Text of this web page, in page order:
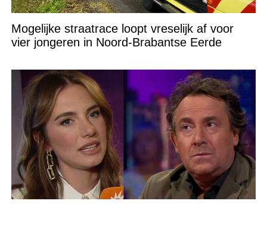
Mogelijke straatrace loopt vreselijk af voor
vier jongeren in Noord-Brabantse Eerde